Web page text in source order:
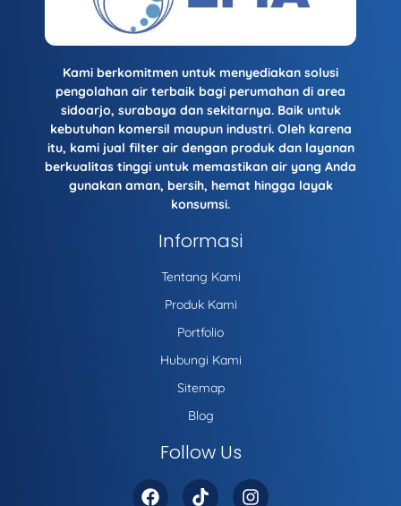
Kami berkomitmen untuk menyediakan solusi
pengolahan air terbaik bagi perumahan di area
sidoarjo, surabaya dan sekitarnya. Baik untuk
kebutuhan komersil maupun industri. Oleh karena
itu, kami jual filter airdengan produk dan layanan
berkualitas tinggi untuk memastikan air yang Anda
gunakan aman, bersih, hemat hingga layak
konsumsi.
Informasi
Tentang Kami
Produk Kami
Portfolio
Hubungi Kami
Sitemap
Blog
Follow Us